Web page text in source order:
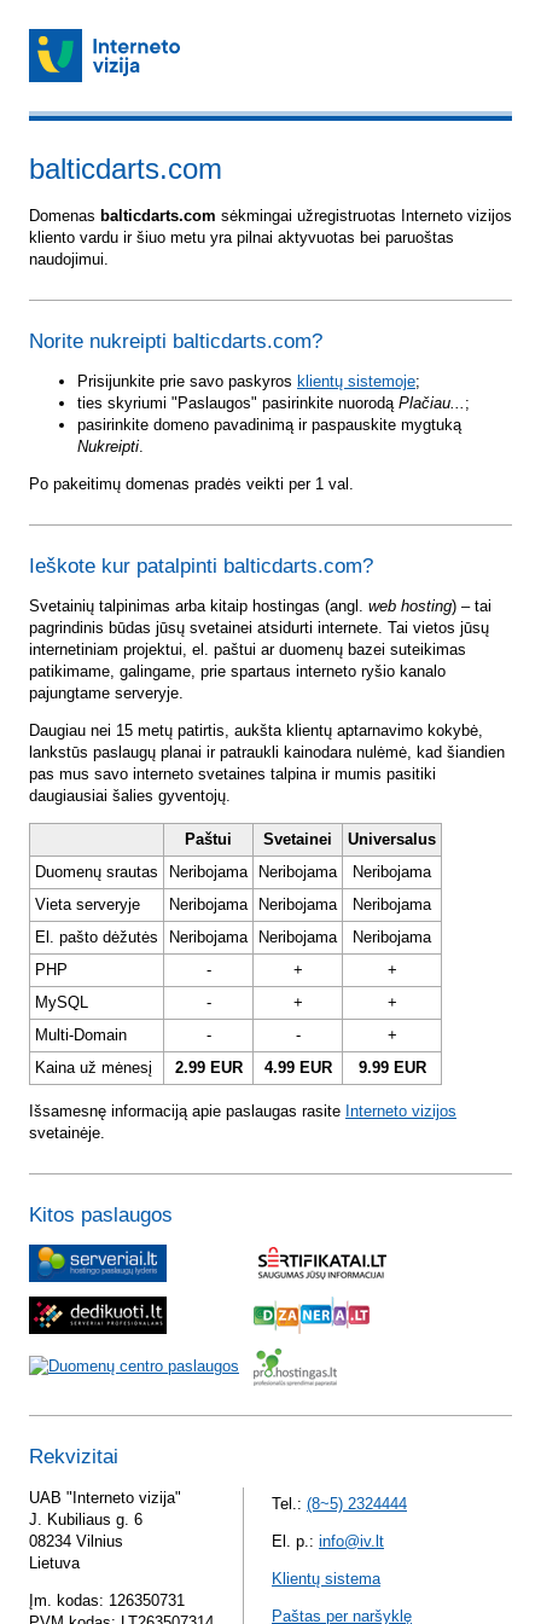
balticdarts.com
Domenas balticdarts.com sėkmingai užregistruotas Interneto vizijos
kliento vardu ir šiuo metu yra pilnai aktyvuotas bei paruoštas
naudojimui.
Norite nukreipti balticdarts.com?
Prisijunkite prie savo paskyros klientų sistemoje;
ties skyriumi "Paslaugos" pasirinkite nuorodą Plačiau... ;
pasirinkite domeno pavadinimą ir paspauskite mygtuką
Nukreipti.
Po pakeitimų domenas pradės veikti per 1 val.
Ieškote kur patalpinti balticdarts.com?
Svetainių talpinimas arba kitaip hostingas (angl. web hosting) – tai
pagrindinis būdas jūsų svetainei atsidurti internete. Tai vietos jūsų
internetiniam projektui, el. paštui ar duomenų bazei suteikimas
patikimame, galingame, prie spartaus interneto ryšio kanalo
pajungtame serveryje.
Daugiau nei 15 metų patirtis, aukšta klientų aptarnavimo kokybė,
lankstūs paslaugų planai ir patraukli kainodara nulėmė, kad šiandien
pas mus savo interneto svetaines talpina ir mumis pasitiki
daugiausiai šalies gyventojų.
Paštui Svetainei
Universalus
Duomenų srautas
Neribojama Neribojama
Neribojama
Vieta serveryje
Neribojama Neribojama
Neribojama
El. pašto dėžutės
Neribojama Neribojama
Neribojama
PHP
- +
+
MySQL
- +
+
Multi-Domain
- -
+
Kaina už mėnesį
2.99 EUR 4.99 EUR 9.99 EUR
Išsamesnę informaciją apie paslaugas rasite Interneto vizijos
svetainėje.
Kitos paslaugos
Rekvizitai
UAB "Interneto vizija"
J. Kubiliaus g. 6
08234 Vilnius
Lietuva
Įm. kodas: 126350731
Tel.: (8~5) 2324444
El. p.: info@iv.lt
Klientų sistema
Paštas per naršyklę